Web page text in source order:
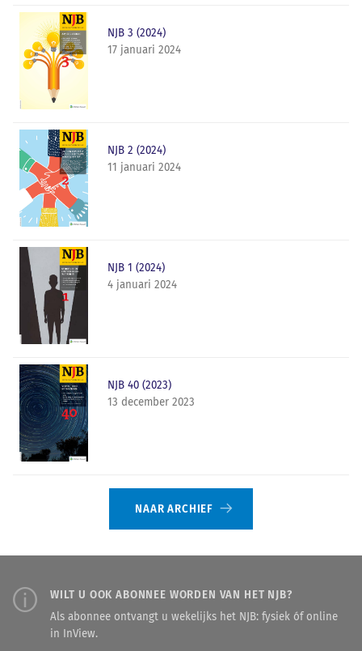
NJB 3 (2024)
17 januari 2024
NJB 2 (2024)
11 januari 2024
NJB 1 (2024)
4 januari 2024
NJB 40 (2023)
13 december 2023
NAAR ARCHIEF
WILT U OOK ABONNEE WORDEN VAN HET NJB?
Als abonnee ontvangt u wekelijks het NJB: fysiek óf online
in InView.